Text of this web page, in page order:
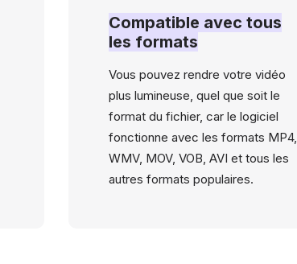
Compatible avec tous
les formats
Vous pouvez rendre votre vidéo
plus lumineuse, quel que soit le
format du fichier, car le logiciel
fonctionne avec les formats MP4,
WMV, MOV, VOB, AVI et tous les
autres formats populaires.